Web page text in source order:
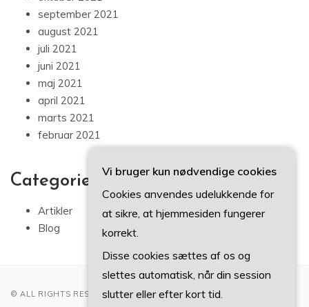
september 2021
august 2021
juli 2021
juni 2021
maj 2021
april 2021
marts 2021
februar 2021
Categories
Artikler
Blog
© ALL RIGHTS RESERVED 2022
Vi bruger kun nødvendige cookies
Cookies anvendes udelukkende for
at sikre, at hjemmesiden fungerer
korrekt.
Disse cookies sættes af os og
slettes automatisk, når din session
slutter eller efter kort tid.